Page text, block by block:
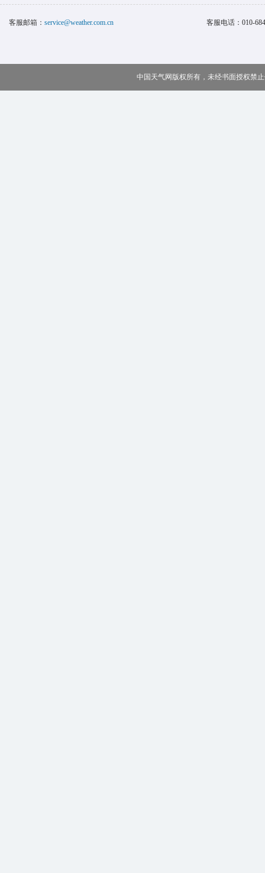
客服邮箱： service@weather.com.cn 客服电话： 010-
中国天气网版权所有，未经书面授权